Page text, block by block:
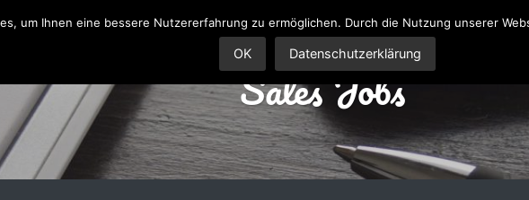
Sales Jobs
um Ihnen eine bessere Nutzererfahrung zu ermöglichen. Durch die Nutzung unserer
OK Datenschutzerklärung